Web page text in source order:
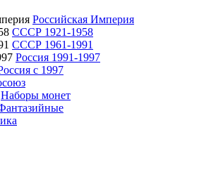
Российская Империя
СССР 1921-1958
СССР 1961-1991
Россия 1991-1997
с 1997
Наборы монет